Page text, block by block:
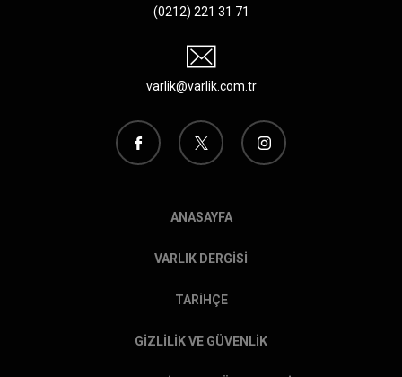
(0212) 221 31 71
varlik@varlik.com.tr
ANASAYFA
VARLIK DERGİSİ
TARİHÇE
GİZLİLİK VE GÜVENLİK